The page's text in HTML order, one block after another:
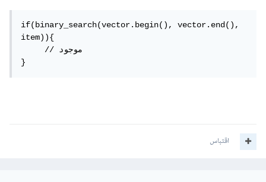
if(binary_search(vector.begin(), vector.end(),
item)){
     // موجود
}
اقتباس